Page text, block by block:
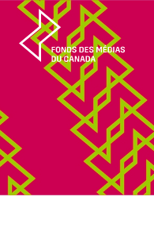
Aller au contenu